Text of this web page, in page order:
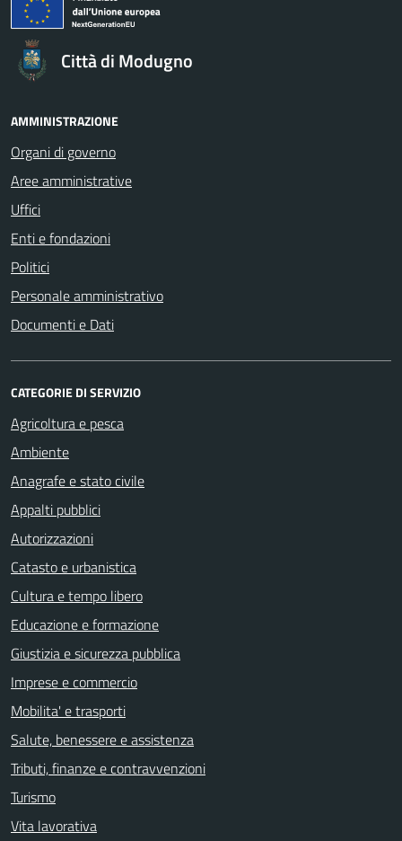
Città di Modugno
AMMINISTRAZIONE
Organi di governo
Aree amministrative
Uffici
Enti e fondazioni
Politici
Personale amministrativo
Documenti e Dati
CATEGORIE DI SERVIZIO
Agricoltura e pesca
Ambiente
Anagrafe e stato civile
Appalti pubblici
Autorizzazioni
Catasto e urbanistica
Cultura e tempo libero
Educazione e formazione
Giustizia e sicurezza pubblica
Imprese e commercio
Mobilita' e trasporti
Salute, benessere e assistenza
Tributi, finanze e contravvenzioni
Turismo
Vita lavorativa